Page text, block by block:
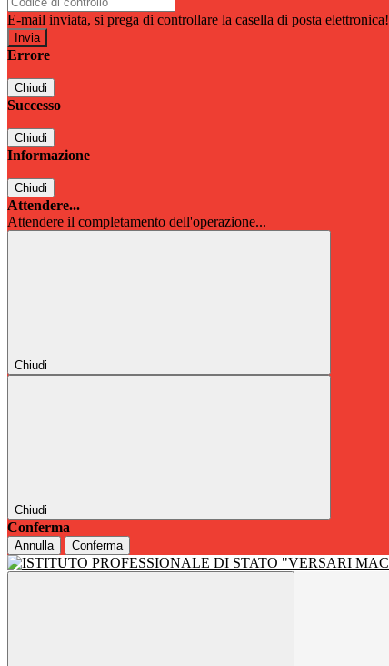
E-mail inviata, si prega di controllare la casella di posta elettronica!
Errore
Chiudi
Successo
Chiudi
Informazione
Chiudi
Attendere...
Attendere il completamento dell'operazione...
Chiudi
Chiudi
Conferma
Annulla Conferma